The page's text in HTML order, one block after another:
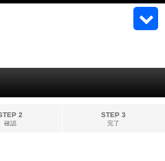
2
確認
STEP 3
完了